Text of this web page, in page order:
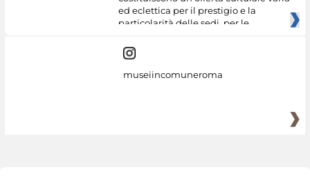
ed eclettica per il prestigio e la
particolarità delle sedi, per le
museiincomuneroma